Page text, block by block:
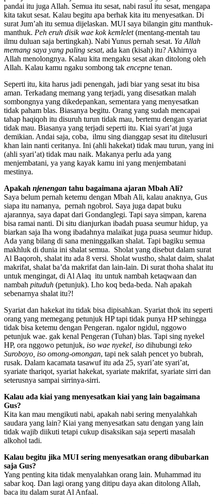
pandai itu juga Allah. Semua itu sesat, nabi rasul itu sesat, mengapa
kita takut sesat. Kalau begitu apa berhak kita itu menyesatkan. Di
surat Jum’ah itu semua dijelaskan. MUI saya bilangin gitu manthuk-
manthuk. Peh eruh disik wae kok kemlelet(mentang-mentah tau
ilmu duluan saja bertingkah). Nabi Yunus pernah sesat. Ya Allah
memang saya yang paling sesat, ada kan (kisah) itu? Akhirnya
Allah menolongnya. Kalau kita mengaku sesat akan ditolong oleh
Allah. Kalau kamu ngaku sombong tak encepne tenan.
Seperti itu, kita harus jadi penengah, jadi biar yang sesat itu bisa
aman. Terkadang memang yang terjadi, yang disesatkan malah
sombongnya yang dikedepankan, sementara yang menyesatkan
tidak paham blas. Biasanya begitu. Orang yang sudah mencapai
tahap haqiqoh itu disuruh turun tidak mau, bertemu dengan syariat
tidak mau. Biasanya yang terjadi seperti itu. Kiai syari’at juga
demikian. Andai saja, coba, ilmu sing dianggap sesat itu ditelusuri
khan lain nanti ceritanya. Ini (ahli hakekat) tidak mau turun, yang ini
(ahli syari’at) tidak mau naik. Makanya perlu ada yang
menjembatani, ya yang kayak kamu ini yang menjembatani
mestinya.
Apakah njenengan tahu bagaimana ajaran Mbah Ali?
Saya belum pernah ketemu dengan Mbah Ali, kalau anaknya, Gus
siapa itu namanya, pernah ngobrol. Saya juga dapat buku
ajarannya, saya dapat dari Gondanglegi. Tapi saya simpan, karena
bisa ramai nanti. Di situ dianjurkan ibadah puasa seumur hidup, ya
biarkan saja lha wong ibadahnya malaikat juga puasa seumur hidup.
Ada yang bilang di sana meninggalkan shalat. Tapi bagiku semua
makhluk di dunia ini shalat semua. Sholat yang disebut dalam surat
Al Baqoroh, shalat itu ada 8 versi. Sholat wustho, shalat daim, shalat
makrifat, shalat ba’da makrifat dan lain-lain. Di surat thoha shalat itu
untuk mengingat, di Al Alaq itu untuk nambah ketaqwaan dan
nambah pituduh (petunjuk). Lho koq beda-beda. Nah apakah
sebenarnya shalat itu?!
Syariat dan hakekat itu tidak bisa dipisahkan. Syariat thok itu seperti
orang yang memegang petunjuk HP tapi tidak punya HP sehingga
tidak bisa ketemu dengan Pengeran. ngalor ngidul, nggowo
petunjuk wae. gak kenal Pengeran (Tuhan) blas. Tapi sing nyekel
HP, ora nggowo petunjuk, iso wae nyekel, iso dihubungi teko
Suroboyo, iso omong-omongan, tapi nek salah pencet yo bubrah,
rusak. Dalam kacamata tasawuf itu ada 25, syari’ate syari’at,
syariate thariqot, syariat hakekat, syariate makrifat, syariate sirri dan
seterusnya sampai sirrinya-sirri.
Kalau ada kiai yang menyesatkan kiai yang lain bagaimana
Gus?
Kita kan mau mengikuti nabi, apakah nabi sering menyalahkah
saudara yang lain? Kiai yang menyesatkan satu dengan yang lain
tidak wajib diikuti tetapi cukup disaksikan saja seperti masalah
alkohol tadi.
Kalau begitu jika MUI sering menyesatkan orang dibubarkan
saja Gus?
Yang penting kita tidak menyalahkan orang lain. Muhammad itu
sabar koq. Dan lagi orang yang ditipu daya akan ditolong Allah,
baca itu dalam surat Al Anfaal.